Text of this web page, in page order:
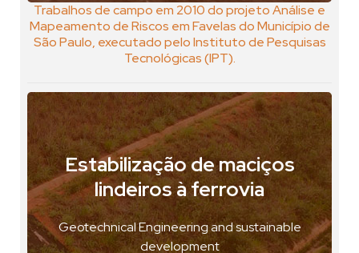
Trabalhos de campo em 2010 do projeto Análise e
Mapeamento de Riscos em Favelas do Município de
São Paulo, executado pelo Instituto de Pesquisas
Tecnológicas (IPT).
Estabilização de maciços
lindeiros à ferrovia
Geotechnical Engineering and sustainable
development
Canaã dos Carajás, Brasil
VER FOTO
VER GEOPOSTAL